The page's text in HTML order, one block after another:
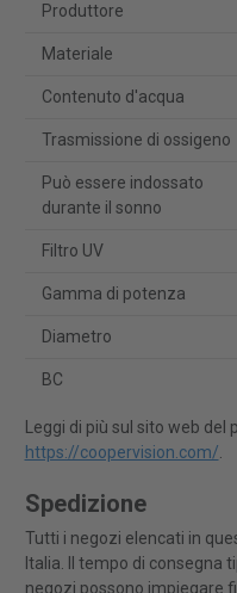
Produttore
Materiale
Contenuto d'acqua
Trasmissione di ossigeno
Può essere indossato
durante il sonno
Filtro UV
Gamma di potenza
Diametro
BC
Leggi di più sul sito web del
https://coopervision.com/.
Spedizione
Tutti i negozi elencati in
Italia. Il tempo di consegna
negozi possono impiegare